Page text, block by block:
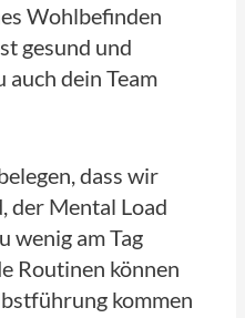
Wohlbefinden
gesund und
dein Team
dass wir
der Mental Load
wenig am Tag
Routinen können
kommen